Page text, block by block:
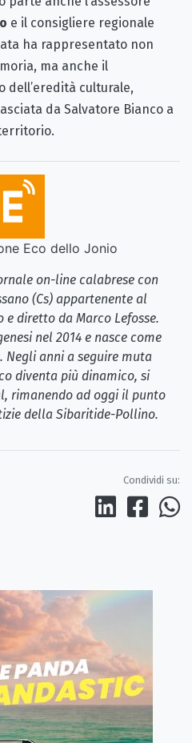
e il consigliere regionale
ha rappresentato non
ma anche il
dell’eredità culturale,
da Salvatore Bianco a
Eco dello Jonio
on-line calabrese con
(Cs) appartenente al
e diretto da Marco Lefosse.
nel 2014 e nasce come
Negli anni a seguire muta
diventa più dinamico, si
rimanendo ad oggi il punto
della Sibaritide-Pollino.
Condividi su: